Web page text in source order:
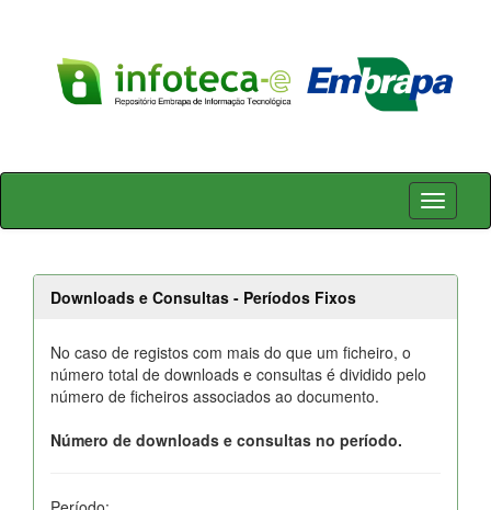
Skip
Downloads e Consultas - Períodos Fixos
No caso de registos com mais do que um ficheiro, o
número total de downloads e consultas é dividido pelo
número de ficheiros associados ao documento.
Número de downloads e consultas no período.